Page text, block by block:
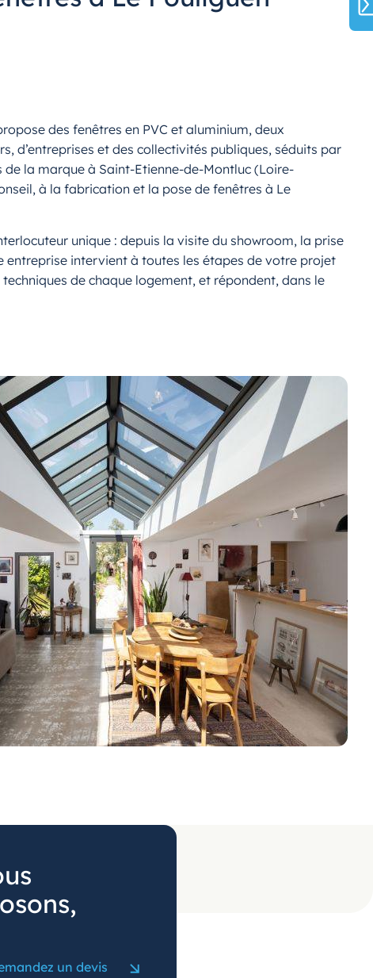
des fenêtres en PVC et aluminium, deux
d’entreprises et des collectivités publiques, séduits par
la marque à Saint-Etienne-de-Montluc (Loire-
à la fabrication et la pose de fenêtres à Le
unique : depuis la visite du showroom, la prise
entreprise intervient à toutes les étapes de votre projet
de chaque logement, et répondent, dans le
un devis